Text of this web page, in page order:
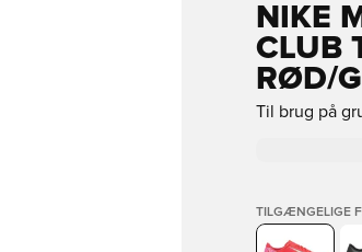
NIKE
CLUB
RØD/
Til brug på
TILGÆNGELIGE